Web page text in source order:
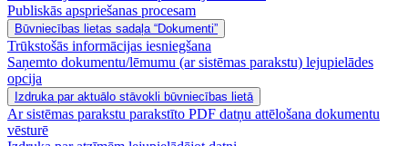
Publiskās apspriešanas procesam
Būvniecības lietas sadaļa “Dokumenti”
Trūkstošās informācijas iesniegšana
Saņemto dokumentu/lēmumu (ar sistēmas parakstu) lejupielādes
opcija
Izdruka par aktuālo stāvokli būvniecības lietā
Ar sistēmas parakstu parakstīto PDF datņu attēlošana dokumentu
vēsturē